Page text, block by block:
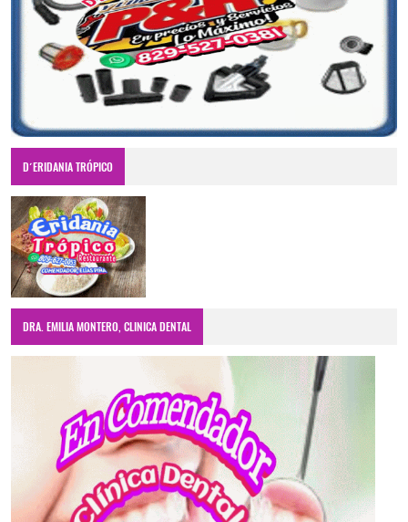
D´ERIDANIA TRÓPICO
DRA. EMILIA MONTERO, CLINICA DENTAL